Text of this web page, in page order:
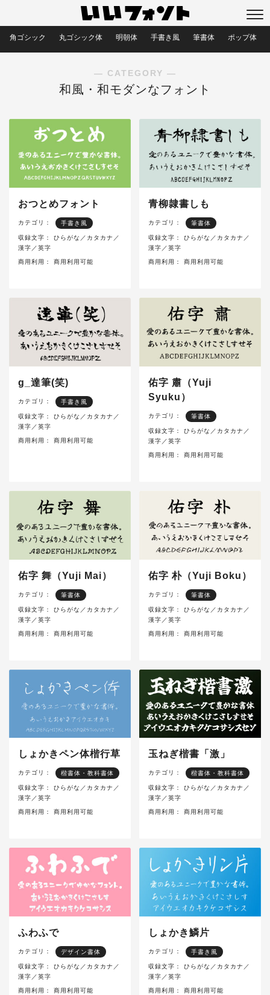
角ゴシック 丸ゴシック体 明朝体 手書き風 筆書体 ポップ体
― CATEGORY ―
和風・和モダンなフォント
おつとめフォント
カテゴリ： 手書き風
収録文字：
ひらがな／カタカナ／
漢字／英字
商用利用： 商用利用可能
青柳隷書しも
カテゴリ： 筆書体
収録文字：
ひらがな／カタカナ／
漢字／英字
商用利用： 商用利用可能
g_達筆(笑)
カテゴリ： 手書き風
収録文字：
ひらがな／カタカナ／
漢字／英字
商用利用： 商用利用可能
佑字 肅（Yuji
Syuku）
カテゴリ： 筆書体
収録文字：
ひらがな／カタカナ／
漢字／英字
商用利用： 商用利用可能
佑字 舞（Yuji Mai）
カテゴリ： 筆書体
収録文字：
ひらがな／カタカナ／
漢字／英字
商用利用： 商用利用可能
佑字 朴（Yuji Boku）
カテゴリ： 筆書体
収録文字：
ひらがな／カタカナ／
漢字／英字
商用利用： 商用利用可能
しょかきペン体楷行草
カテゴリ： 楷書体・教科書体
収録文字：
ひらがな／カタカナ／
漢字／英字
商用利用： 商用利用可能
玉ねぎ楷書「激」
カテゴリ： 楷書体・教科書体
収録文字：
ひらがな／カタカナ／
漢字／英字
商用利用： 商用利用可能
ふわふで
カテゴリ： デザイン書体
収録文字：
ひらがな／カタカナ／
漢字／英字
商用利用： 商用利用可能
しょかき鱗片
カテゴリ： 手書き風
収録文字：
ひらがな／カタカナ／
漢字／英字
商用利用： 商用利用可能